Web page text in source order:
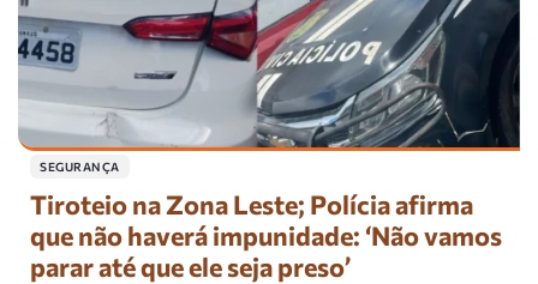
SEGURANÇA
Tiroteio na Zona Leste; Polícia afirma
que não haverá impunidade: ‘Não vamos
parar até que ele seja preso’